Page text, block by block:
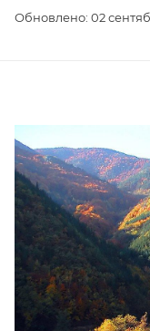
Обновлено: 02